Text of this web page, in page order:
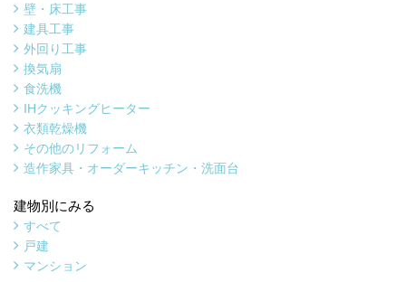
壁・床工事
建具工事
外回り工事
換気扇
食洗機
IHクッキングヒーター
衣類乾燥機
その他のリフォーム
造作家具・オーダーキッチン・洗面台
建物別にみる
すべて
戸建
マンション